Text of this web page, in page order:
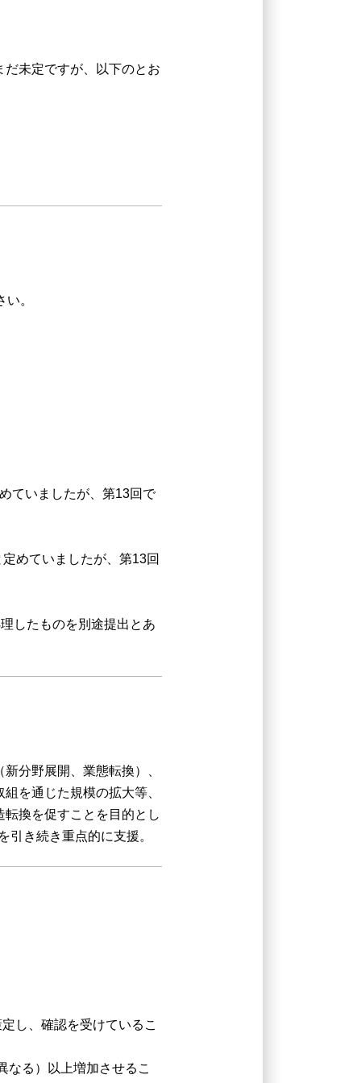
だ未定ですが、以下のとお
。
ていましたが、第13回で
めていましたが、第13回
したものを別途提出とあ
分野展開、業態転換）、
を通じた規模の拡大等、
換を促すことを目的とし
き続き重点的に支援。
し、確認を受けているこ
る）以上増加させるこ